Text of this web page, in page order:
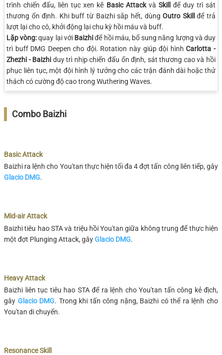
trình chiến đấu, liên tục xen kẽ Basic Attackvà Skillđể duy trì sát
thương ổn định. Khi buff từ Baizhi sắp hết, dùngOutro Skillđể trả
lượt lại cho cô, khởi động lại chu kỳ hồi máu và buff.
Lặp vòng:quay lại với Baizhiđể hồi máu, bổ sung năng lượng và duy
trì buff DMG Deepen cho đội. Rotation này giúp đội hìnhCarlotta -
Zhezhi - Baizhi duy trì nhịp chiến đấu ổn định, sát thương cao và hồi
phục liên tục, một đội hình lý tưởng cho các trận đánh dài hoặc thử
thách có cường độ cao trong Wuthering Waves.
Combo Baizhi
Basic Attack
Baizhi ra lệnh cho You'tan thực hiện tối đa 4 đợt tấn công liên tiếp, gây
Glacio DMG.
Mid-air Attack
Baizhi tiêu hao STA và triệu hồi You'tan giữa không trung để thực hiện
một đợt Plunging Attack, gâyGlacio DMG.
Heavy Attack
Baizhi liên tục tiêu hao STA để ra lệnh cho You'tan tấn công kẻ địch,
gây Glacio DMG. Trong khi tấn công nặng, Baizhi có thể ra lệnh cho
You'tan di chuyển.
Resonance Skill